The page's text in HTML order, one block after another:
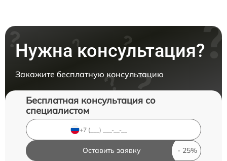
Нужна консультация?
Закажите бесплатную консультацию
Бесплатная консультация со
специалистом
Оставить заявку